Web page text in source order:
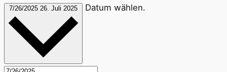
7/26/2025 26. Juli 2025 Datum wählen.